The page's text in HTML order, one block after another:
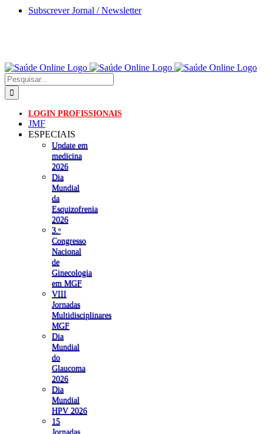
Skip
Subscrever Jornal / Newsletter
Pesquisar
LOGIN PROFISSIONAIS
JMF
ESPECIAIS
Update em
medicina
2026
Dia
Mundial
da
Esquizofrenia
2026
3.ᵒ
Congresso
Nacional
de
Ginecologia
em MGF
VIII
Jornadas
Multidisciplinares
MGF
Dia
Mundial
do
Glaucoma
2026
Dia
Mundial
HPV 2026
15
Jornadas